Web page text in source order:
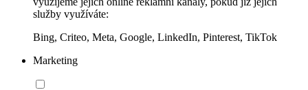
služby využíváte:
Bing, Criteo, Meta, Google, LinkedIn, Pinterest, TikTok
Marketing